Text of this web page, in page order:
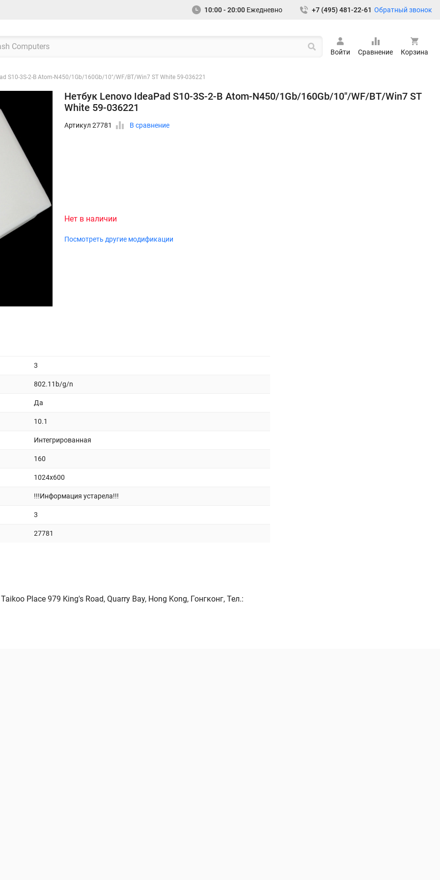
10:00 - 20:00 Ежедневно +7 (495) 481-22-61 Обратный звонок
Войти Сравнение Корзина
S10-3S-2-B Atom-N450/1Gb/160Gb/10"/WF/BT/Win7 ST White 59-036221
Нетбук Lenovo IdeaPad S10-3S-2-B Atom-N450/1Gb/160Gb/10"/WF/BT/Win7 ST
White 59-036221
Артикул 27781 В сравнение
Нет в наличии
Посмотреть другие модификации
3
802.11b/g/n
Да
10.1
Интегрированная
160
1024x600
!!!Информация устарела!!!
3
27781
Place 979 King's Road, Quarry Bay, Hong Kong, Гонгконг, Тел.: